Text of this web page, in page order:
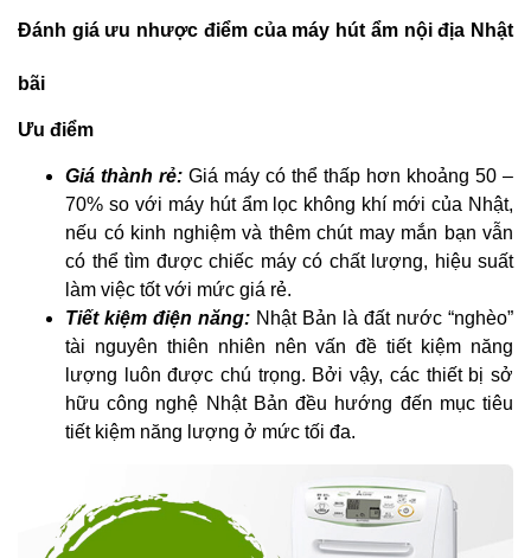
Đánh giá ưu nhược điểm của máy hút ẩm nội địa Nhật
bãi
Ưu điểm
Giá thành rẻ: Giá máy có thể thấp hơn khoảng 50 –
70% so với máy hút ẩm lọc không khí mới của Nhật,
nếu có kinh nghiệm và thêm chút may mắn bạn vẫn
có thể tìm được chiếc máy có chất lượng, hiệu suất
làm việc tốt với mức giá rẻ.
Tiết kiệm điện năng: Nhật Bản là đất nước “nghèo”
tài nguyên thiên nhiên nên vấn đề tiết kiệm năng
lượng luôn được chú trọng. Bởi vậy, các thiết bị sở
hữu công nghệ Nhật Bản đều hướng đến mục tiêu
tiết kiệm năng lượng ở mức tối đa.